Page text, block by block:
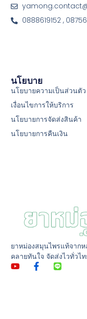
ยาหม่องสมุนไพรแท้จาก
คลายทันใจ จัดส่งไวทั่วไ
นโยบาย
นโยบายความเป็นส่วนตัว
เงื่อนไขการให้บริการ
นโยบายการจัดส่งสินค้า
นโยบายการคืนเงิน
0888619152 ,